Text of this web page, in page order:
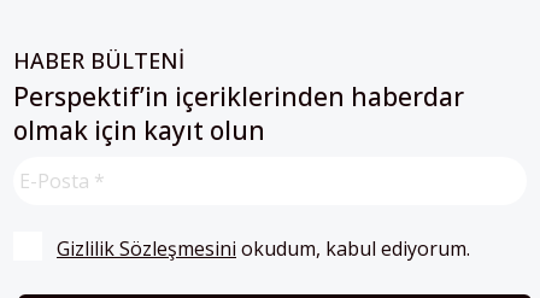
HABER BÜLTENİ
Perspektif’in içeriklerinden haberdar
olmak için kayıt olun
Gizlilik Sözleşmesini okudum, kabul ediyorum.